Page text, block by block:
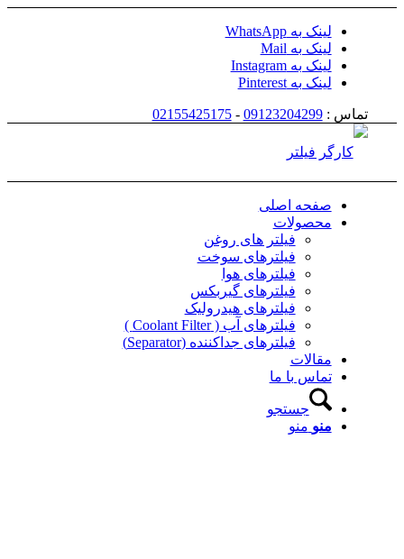
لینک به WhatsApp
لینک به Mail
لینک به Instagram
لینک به Pinterest
تماس :09123204299
-
02155425175
صفحه اصلی
محصولات
فیلتر های روغن
فیلترهای سوخت
فیلترهای هوا
فیلترهای گیربکس
فیلترهای هیدرولیک
فیلترهای آب ( Coolant Filter )
فیلترهای جداکننده (Separator)
مقالات
تماس با ما
جستجو
منو منو